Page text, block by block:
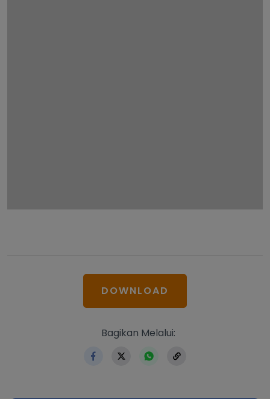
DOWNLOAD
https://
Bagikan Melalui: